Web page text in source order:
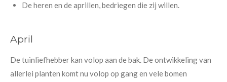
De heren en de aprillen, bedriegen die zij willen.
April
De tuinliefhebber kan volop aan de bak. De ontwikkeling van
allerlei planten komt nu volop op gang en vele bomen